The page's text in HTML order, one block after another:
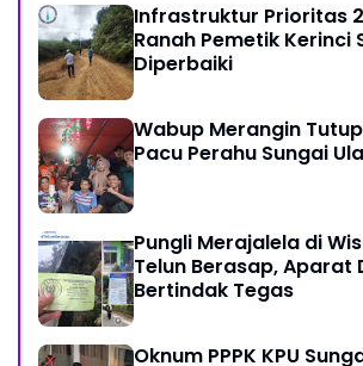
Infrastruktur Prioritas
Ranah Pemetik Kerinci
Diperbaiki
Wabup Merangin
Pacu Perahu Sungai
Pungli Merajalela di
Telun Berasap, Aparat
Bertindak Tegas
Oknum PPPK KPU